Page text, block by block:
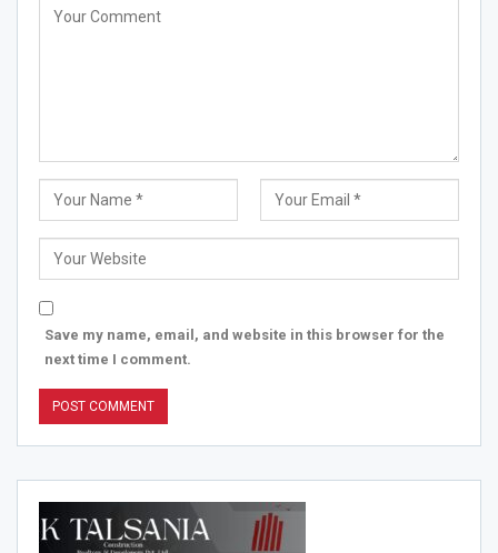
Save my name, email, and website in this browser for the
next time I comment.